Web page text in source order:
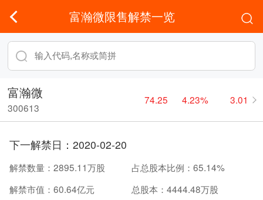
富瀚微限售解禁一览
富瀚微
300613
74.25 4.23% 3.01
下一解禁日： 2020-02-20
解禁数量： 2895.11万股 占总股本比例： 65.14%
解禁市值： 60.64亿元 总股本： 4444.48万股